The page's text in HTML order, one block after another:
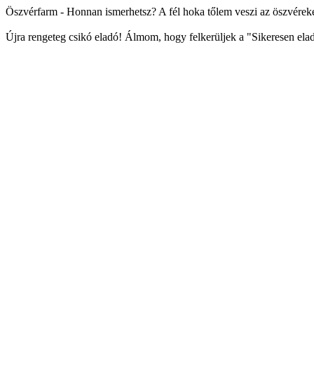
Öszvérfarm - Honnan ismerhetsz? A fél hoka tőlem veszi az
Újra rengeteg csikó eladó! Álmom, hogy felkerüljek a "Sikeresen